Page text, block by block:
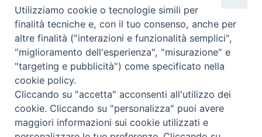
Scrivici
Copyright © 2019 - Tutti i diritti riservati - Vita
Trentina Editrice
Privacy Policy
Utilizziamo cookie o tecnologie simili per
finalità tecniche e, con il tuo consenso, anche per
altre finalità ("interazioni e funzionalità semplici",
"miglioramento dell'esperienza", "misurazione" e
"targeting e pubblicità") come specificato nella
cookie policy.
Cliccando su "accetta" acconsenti all'utilizzo dei
cookie. Cliccando su "personalizza" puoi avere
maggiori informazioni sui cookie utilizzati e